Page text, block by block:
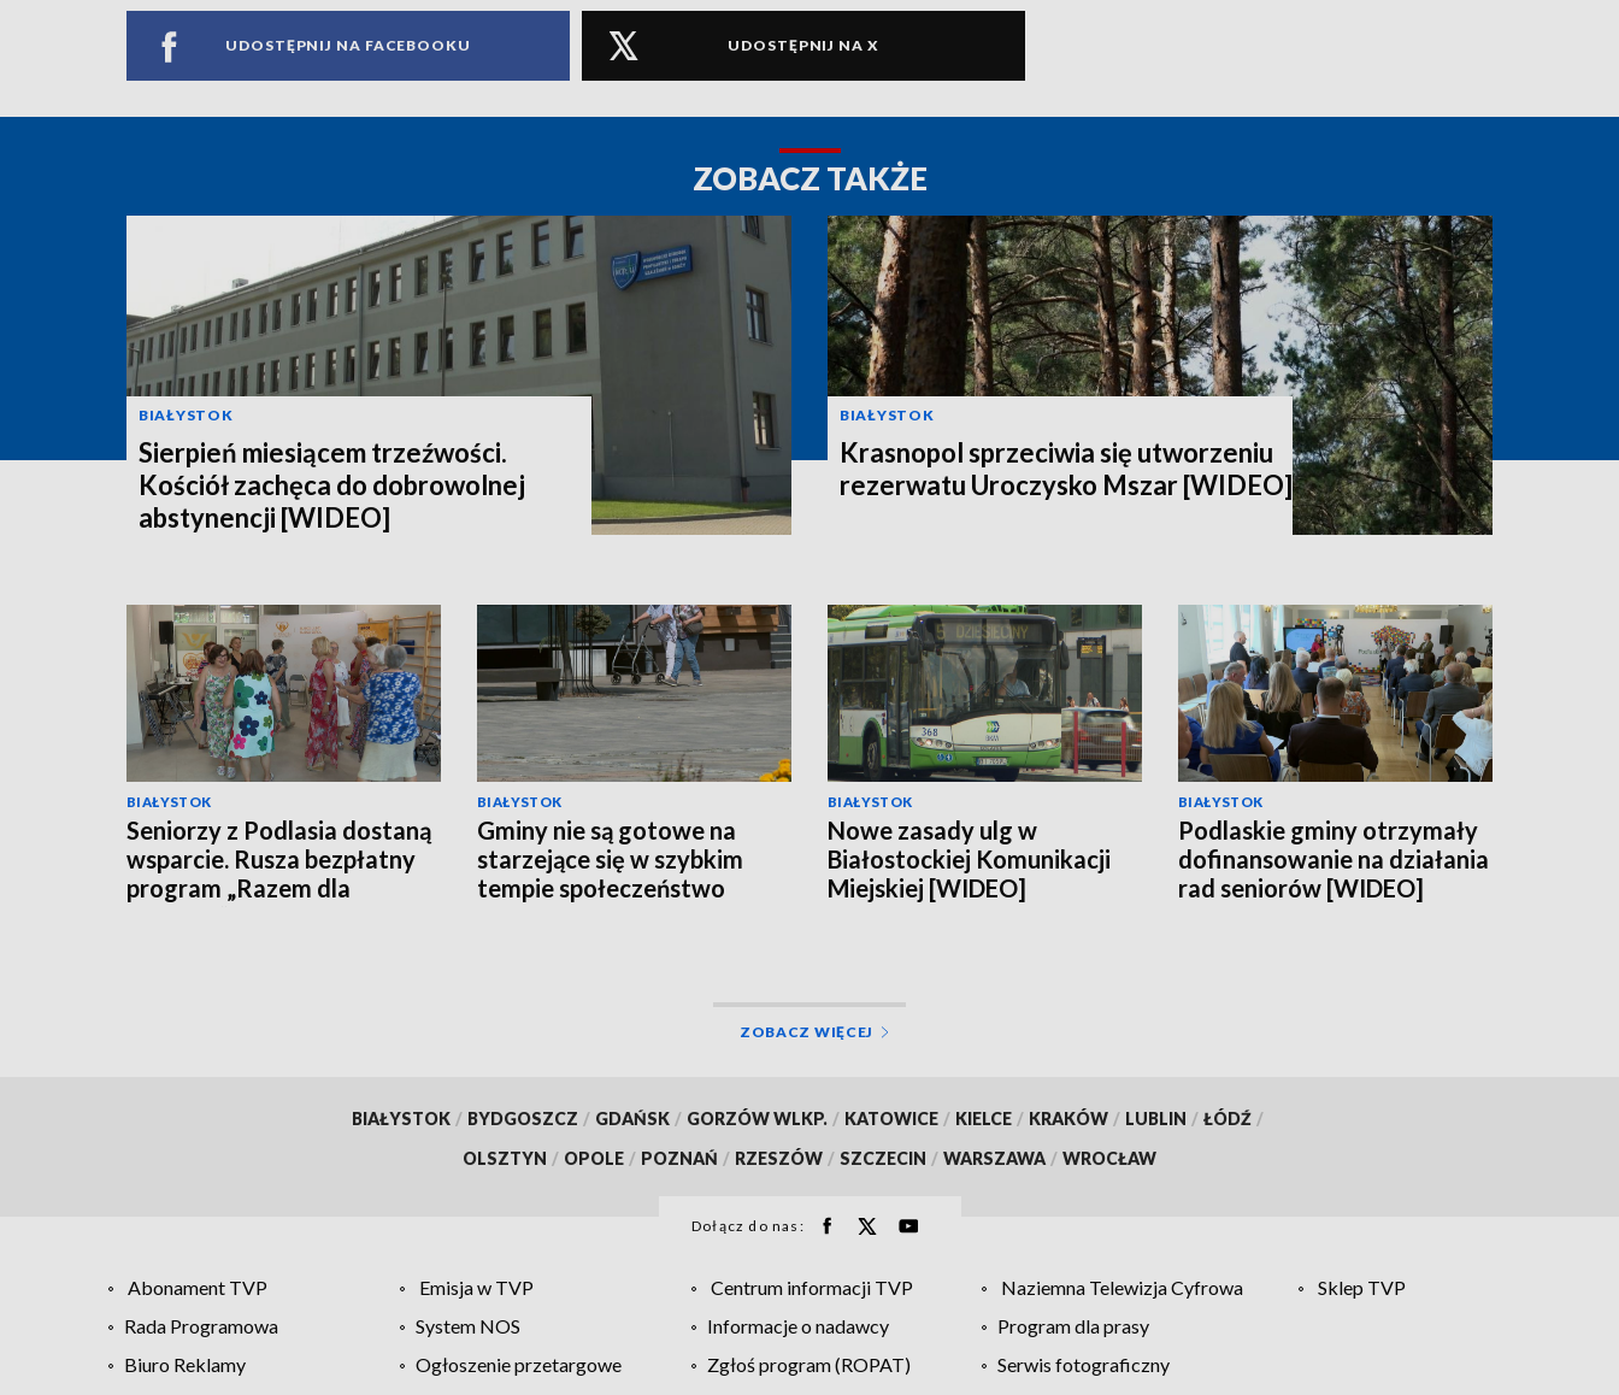
UDOSTĘPNIJ NA FACEBOOKU UDOSTĘPNIJ NA X
ZOBACZ TAKŻE
BIAŁYSTOK
Sierpień miesiącem trzeźwości.
Kościół zachęca do dobrowolnej
abstynencji [WIDEO]
BIAŁYSTOK
Krasnopol sprzeciwia się utworzeniu
rezerwatu Uroczysko Mszar [WIDEO]
BIAŁYSTOK
Seniorzy z Podlasia dostaną
wsparcie. Rusza bezpłatny
program „Razem dla
BIAŁYSTOK
Gminy nie są gotowe na
starzejące się w szybkim
tempie społeczeństwo
BIAŁYSTOK
Nowe zasady ulg w
Białostockiej Komunikacji
Miejskiej [WIDEO]
BIAŁYSTOK
Podlaskie gminy otrzymały
dofinansowanie na działania
rad seniorów [WIDEO]
ZOBACZ WIĘCEJ
BIAŁYSTOK / BYDGOSZCZ / GDAŃSK / GORZÓW WLKP. / KATOWICE / KIELCE / KRAKÓW / LUBLIN / ŁÓDŹ /
OLSZTYN / OPOLE / POZNAŃ / RZESZÓW / SZCZECIN / WARSZAWA / WROCŁAW
Dołącz do nas:
Abonament TVP Emisja w TVP Centrum informacji TVP Naziemna Telewizja Cyfrowa
Sklep TVP
Rada Programowa
System NOS Informacje o nadawcy
Program dla prasy
Biuro Reklamy
Ogłoszenie przetargowe Zgłoś program (ROPAT)
Serwis fotograficzny